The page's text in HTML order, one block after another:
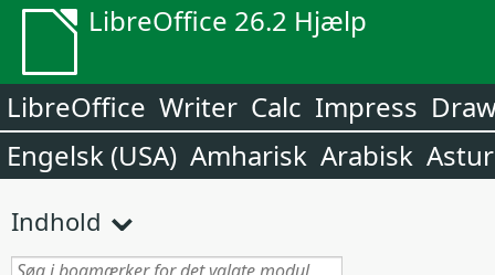
LibreOffice 26.2 Hjælp
LibreOffice Writer Calc Impress
Engelsk (USA) Amharisk Arabisk
Indhold